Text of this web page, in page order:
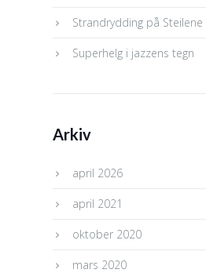
Strandrydding på Steilene
Superhelg i jazzens tegn
Arkiv
april 2026
april 2021
oktober 2020
mars 2020